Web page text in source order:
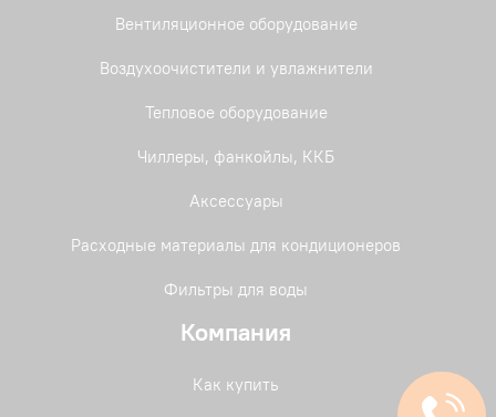
Вентиляционное оборудование
Воздухоочистители и увлажнители
Тепловое оборудование
Чиллеры, фанкойлы, ККБ
Аксессуары
Расходные материалы для кондиционеров
Фильтры для воды
Компания
Как купить